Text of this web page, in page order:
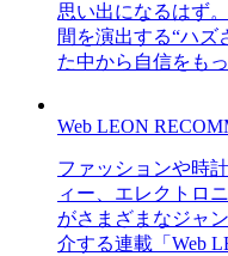
思い出になるはず
間を演出する“ハズ
た中から自信をも
Web LEON
ファッションや時
ィー、エレクトロ
がさまざまなジャ
介する連載「Web